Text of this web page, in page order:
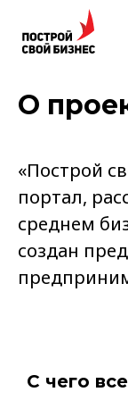
О
«Построй
портал,
среднем
создан
С чего